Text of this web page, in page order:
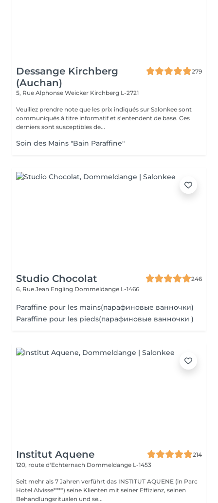
Dessange Kirchberg
(Auchan)
279
5, Rue Alphonse Weicker Kirchberg L-2721
Veuillez prendre note que les prix indiqués sur Salonkee sont
communiqués à titre informatif et s'entendent de base. Ces
derniers sont susceptibles de...
Soin des Mains "Bain Paraffine"
Studio Chocolat
246
6, Rue Jean Engling Dommeldange L-1466
Paraffine pour les mains(парафиновые ванночки)
Paraffine pour les pieds(парафиновые ванночки )
Institut Aquene
214
120, route d'Echternach Dommeldange L-1453
Seit mehr als 7 Jahren verführt das INSTITUT AQUENE (in Parc
Hotel Alvisse****) seine Klienten mit seiner Effizienz, seinen
Behandlungsritualen und se...